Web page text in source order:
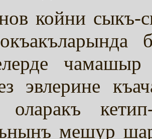
койни сыкъ-
эвлерине
оларакъ
мешур